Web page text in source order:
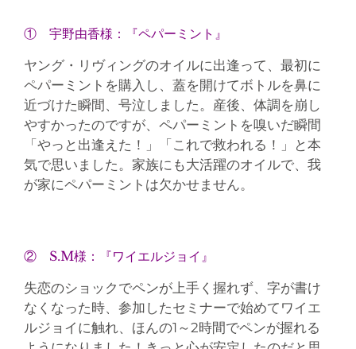
① 宇野由香様：『ペパーミント』
ヤング・リヴィングのオイルに出逢って、最初に
ペパーミントを購入し、蓋を開けてボトルを鼻に
近づけた瞬間、号泣しました。産後、体調を崩し
やすかったのですが、ペパーミントを嗅いだ瞬間
「やっと出逢えた！」「これで救われる！」と本
気で思いました。家族にも大活躍のオイルで、我
が家にペパーミントは欠かせません。
② S.M様：『ワイエルジョイ』
失恋のショックでペンが上手く握れず、字が書け
なくなった時、参加したセミナーで始めてワイエ
ルジョイに触れ、ほんの1～2時間でペンが握れる